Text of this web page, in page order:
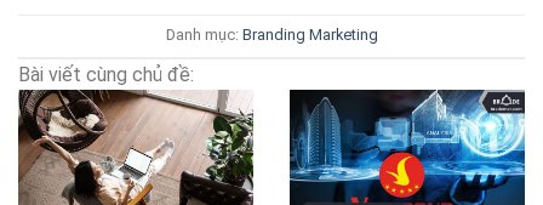
Danh mục: Branding Marketing
Bài viết cùng chủ đề: